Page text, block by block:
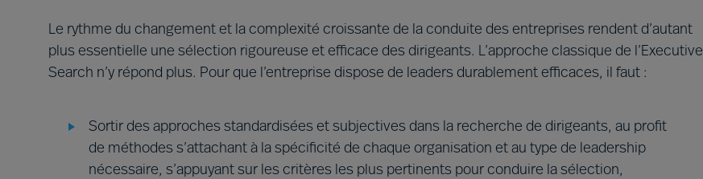
Le rythme du changement et la complexité croissante de la conduite des entreprises rendent d’autant
plus essentielle une sélection rigoureuse et efficace des dirigeants. L’approche classique de l’Executive
Search n’y répond plus. Pour que l’entreprise dispose de leaders durablement efficaces, il faut :
Sortir des approches standardisées et subjectives dans la recherche de dirigeants, au profit
de méthodes s’attachant à la spécificité de chaque organisation et au type de leadership
nécessaire, s’appuyant sur les critères les plus pertinents pour conduire la sélection,